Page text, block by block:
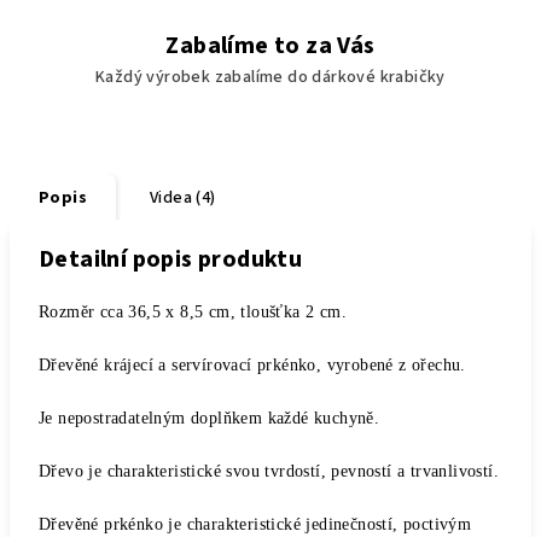
Zabalíme to za Vás
Každý výrobek zabalíme do dárkové krabičky
Popis Videa (4)
Detailní popis produktu
Rozměr cca 36,5 x 8,5 cm, tloušťka 2 cm.
Dřevěné krájecí a servírovací prkénko, vyrobené z ořechu.
Je nepostradatelným doplňkem každé kuchyně.
Dřevo je charakteristické svou tvrdostí, pevností a trvanlivostí.
Dřevěné prkénko je charakteristické jedinečností, poctivým